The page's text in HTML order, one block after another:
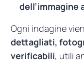
dell’immagine
Ogni indagine
dettagliati,
verificabili, utili